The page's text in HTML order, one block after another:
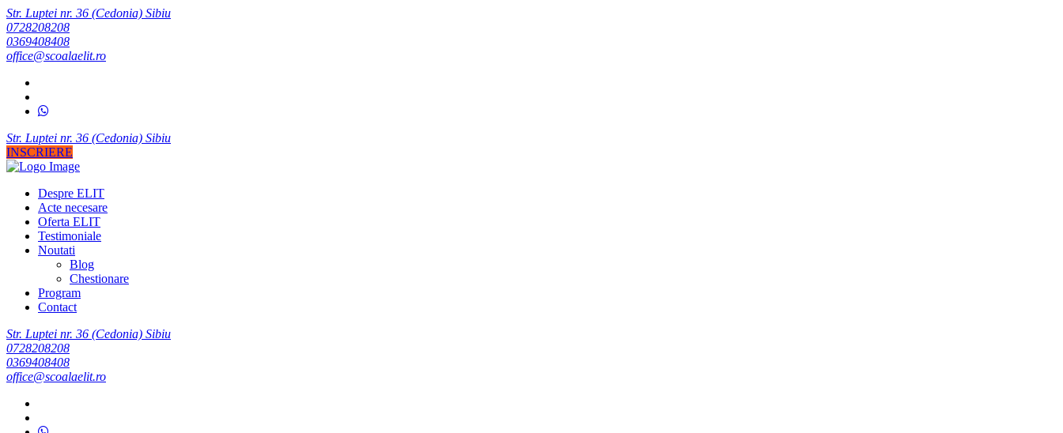
Str. Luptei nr. 36 (Cedonia) Sibiu
0728208208
0369408408
office@scoalaelit.ro
Str. Luptei nr. 36 (Cedonia) Sibiu
INSCRIERE
Despre ELIT
Acte necesare
Oferta ELIT
Testimoniale
Noutati
Blog
Chestionare
Program
Contact
Str. Luptei nr. 36 (Cedonia) Sibiu
0728208208
0369408408
office@scoalaelit.ro